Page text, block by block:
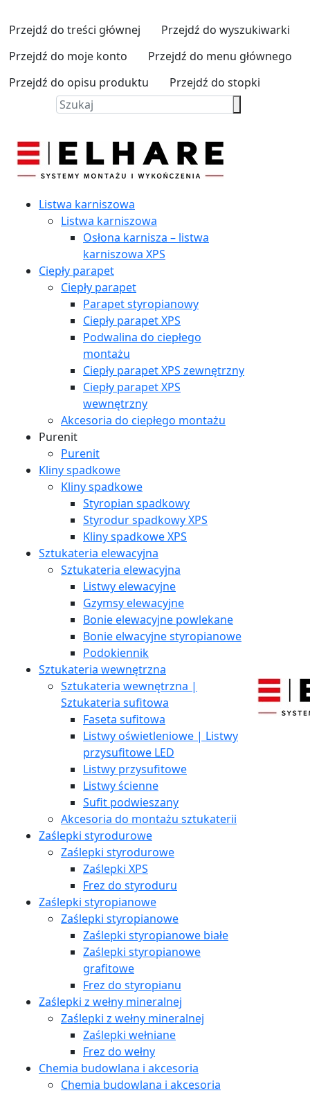
Przejdź do treści głównej
Przejdź do wyszukiwarki
Przejdź do moje konto
Przejdź do menu głównego
Przejdź do opisu produktu
Przejdź do stopki
Listwa karniszowa
Listwa karniszowa
Osłona karnisza – listwa
karniszowa XPS
Ciepły parapet
Ciepły parapet
Parapet styropianowy
Ciepły parapet XPS
Podwalina do ciepłego
montażu
Ciepły parapet XPS zewnętrzny
Ciepły parapet XPS
wewnętrzny
Akcesoria do ciepłego montażu
Purenit
Purenit
Kliny spadkowe
Kliny spadkowe
Styropian spadkowy
Styrodur spadkowy XPS
Kliny spadkowe XPS
Sztukateria elewacyjna
Sztukateria elewacyjna
Listwy elewacyjne
Gzymsy elewacyjne
Bonie elewacyjne powlekane
Bonie elwacyjne styropianowe
Podokiennik
Sztukateria wewnętrzna
Sztukateria wewnętrzna |
Sztukateria sufitowa
Faseta sufitowa
Listwy oświetleniowe | Listwy
przysufitowe LED
Listwy przysufitowe
Listwy ścienne
Sufit podwieszany
Akcesoria do montażu sztukaterii
Zaślepki styrodurowe
Zaślepki styrodurowe
Zaślepki XPS
Frez do styroduru
Zaślepki styropianowe
Zaślepki styropianowe
Zaślepki styropianowe białe
Zaślepki styropianowe
grafitowe
Frez do styropianu
Zaślepki z wełny mineralnej
Zaślepki z wełny mineralnej
Zaślepki wełniane
Frez do wełny
Chemia budowlana i akcesoria
Chemia budowlana i akcesoria